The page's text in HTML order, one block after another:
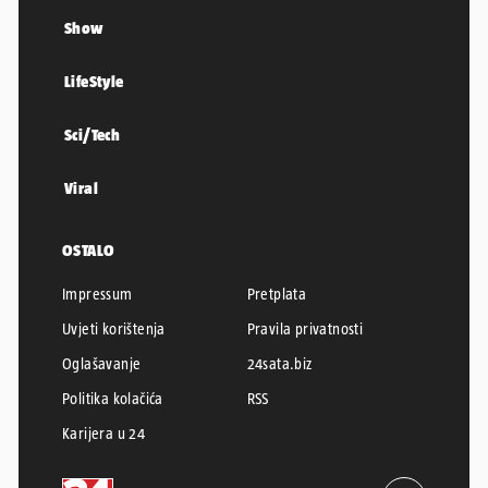
Show
LifeStyle
Sci/Tech
Viral
OSTALO
Impressum
Pretplata
Uvjeti korištenja
Pravila privatnosti
Oglašavanje
24sata.biz
Politika kolačića
RSS
Karijera u 24